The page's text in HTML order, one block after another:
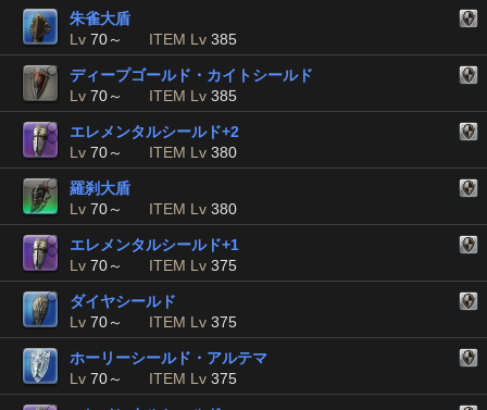
朱雀大盾
Lv 70～ ITEM Lv 385
ディープゴールド・カイトシールド
Lv 70～ ITEM Lv 385
エレメンタルシールド+2
Lv 70～ ITEM Lv 380
羅刹大盾
Lv 70～ ITEM Lv 380
エレメンタルシールド+1
Lv 70～ ITEM Lv 375
ダイヤシールド
Lv 70～ ITEM Lv 375
ホーリーシールド・アルテマ
Lv 70～ ITEM Lv 375